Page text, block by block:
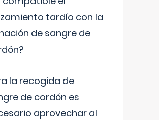
tardío con la
de sangre de
la recogida de
de cordón es
aprovechar al